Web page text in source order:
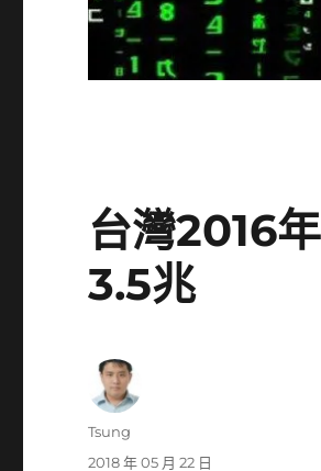
台灣2016
3.5兆
作
Tsung
發
2018 年 05 月 22 日